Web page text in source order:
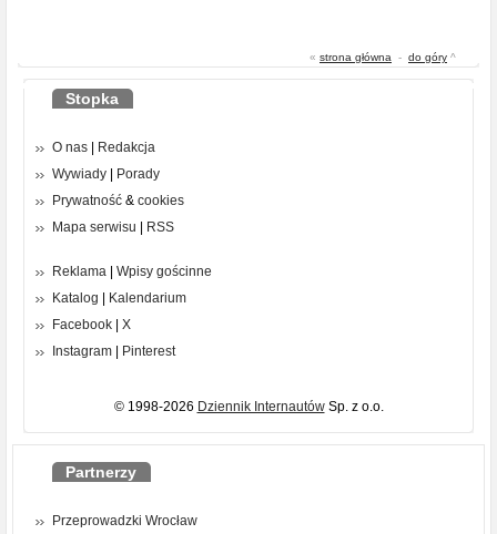
« strona główna - do góry ^
Stopka
O nas
Redakcja
Wywiady
Porady
Prywatność & cookies
Mapa serwisu
RSS
Reklama
Wpisy gościnne
Katalog
Kalendarium
Facebook
X
Instagram
Pinterest
© 1998-2026 Dziennik InternautówSp. z o.o.
Partnerzy
Przeprowadzki Wrocław